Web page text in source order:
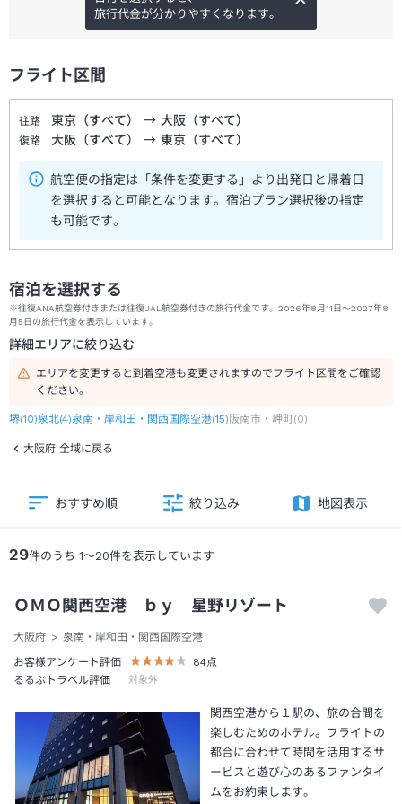
旅行代金が分かりやすくなります。
フライト区間
往路 東京（すべて） → 大阪（すべて）
復路 大阪（すべて） → 東京（すべて）
航空便の指定は「条件を変更する」より出発日と帰着日
を選択すると可能となります。宿泊プラン選択後の指定
も可能です。
宿泊を選択する
※往復ANA航空券付きまたは往復JAL航空券付きの旅行代金です。2026年8月11日～2027年8
月5日の旅行代金を表示しています。
詳細エリアに絞り込む
エリアを変更すると到着空港も変更されますのでフライト区間をご確認
ください。
堺(10)泉北(4)泉南・岸和田・関西国際空港(15)阪南市・岬町(0)
大阪府 全域に戻る
29件のうち 1～20件を表示しています
おすすめ順 絞り込み 地図表示
ＯＭＯ関西空港 ｂｙ 星野リゾート
大阪府
泉南・岸和田・関西国際空港
お客様アンケート評価
84点
るるぶトラベル評価
対象外
関西空港から１駅の、旅の合間を
楽しむためのホテル。フライトの
都合に合わせて時間を活用するサ
ービスと遊び心のあるファンタイ
ムをお約束します。